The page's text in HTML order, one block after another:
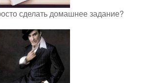
сделать домашнее задание?